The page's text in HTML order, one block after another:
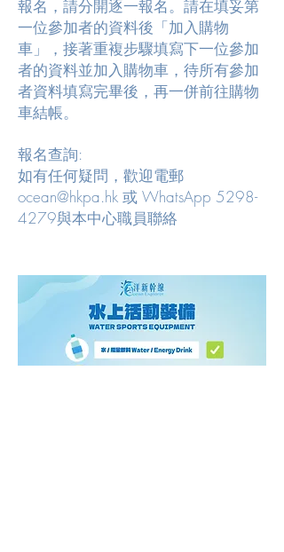
報名，請分開逐一報名。請在填妥第
一位參加者的資料後「加入購物
車」，接著重複步驟填寫下一位參加
者的資料並加入購物車，待所有參加
者資料填寫完畢後，再一併前往購物
車結帳。
報名查詢:
如有任何疑問，歡迎電郵
ocean@hkpa.hk 或 WhatsApp 5298-
4279與本中心職員聯絡